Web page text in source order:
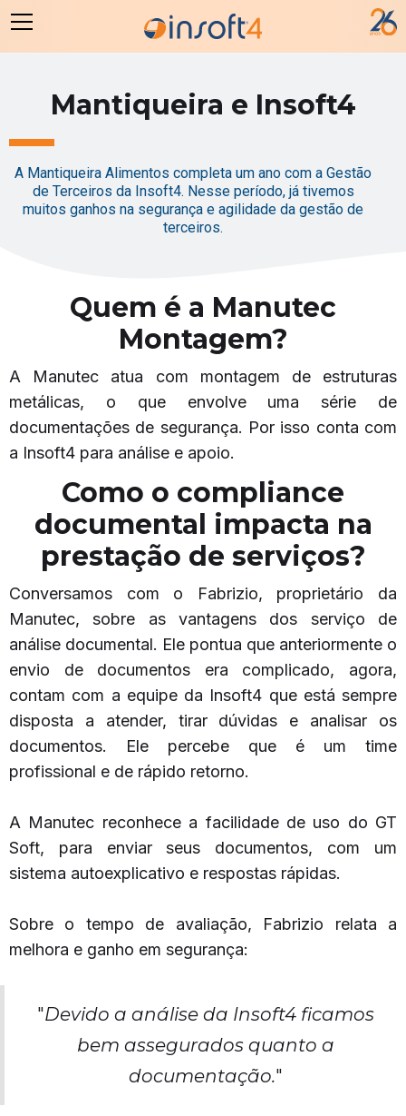
Mantiqueira e Insoft4
A Mantiqueira Alimentos completa um ano com a Gestão
de Terceiros da Insoft4. Nesse período, já tivemos
muitos ganhos na segurança e agilidade da gestão de
terceiros.
Quem é a Manutec
Montagem?
A Manutec atua com montagem de estruturas
metálicas, o que envolve uma série de
documentações de segurança. Por isso conta com
a Insoft4 para análise e apoio.
Como o compliance
documental impacta na
prestação de serviços?
Conversamos com o Fabrizio, proprietário da
Manutec, sobre as vantagens dos serviço de
análise documental. Ele pontua que anteriormente o
envio de documentos era complicado, agora,
contam com a equipe da Insoft4 que está sempre
disposta a atender, tirar dúvidas e analisar os
documentos. Ele percebe que é um time
profissional e de rápido retorno.
A Manutec reconhece a facilidade de uso do GT
Soft, para enviar seus documentos, com um
sistema autoexplicativo e respostas rápidas.
Sobre o tempo de avaliação, Fabrizio relata a
melhora e ganho em segurança:
"Devido a análise da Insoft4 ficamos
bem assegurados quanto a
documentação."